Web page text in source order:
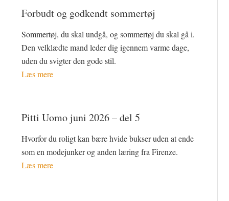
Forbudt og godkendt sommertøj
Sommertøj, du skal undgå, og sommertøj du skal gå i.
Den velklædte mand leder dig igennem varme dage,
uden du svigter den gode stil.
Læs mere
Pitti Uomo juni 2026 – del 5
Hvorfor du roligt kan bære hvide bukser uden at ende
som en modejunker og anden læring fra Firenze.
Læs mere